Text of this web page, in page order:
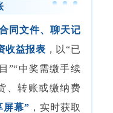
同文件、聊天记
收益报表 ，以“已
”“中奖需缴手续
、转账或缴纳费
屏幕” ，实时获取